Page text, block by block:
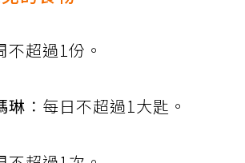
不超過1份。
琳 ：每日不超過1大匙。